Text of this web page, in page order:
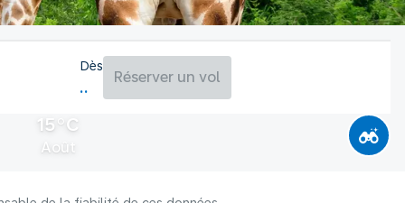
15°C
Août
Dès
Réserver un vol